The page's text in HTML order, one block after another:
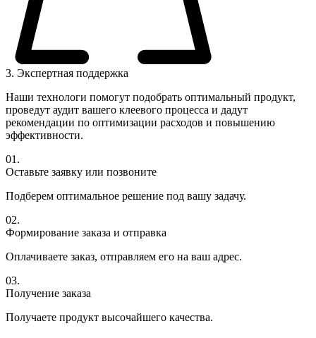
3. Экспертная поддержка
Наши технологи помогут подобрать оптимальный продукт,
проведут аудит вашего клеевого процесса и дадут
рекомендации по оптимизации расходов и повышению
эффективности.
01.
Оставьте заявку или позвоните
Подберем оптимальное решение под вашу задачу.
02.
Формирование заказа и отправка
Оплачиваете заказ, отправляем его на ваш адрес.
03.
Получение заказа
Получаете продукт высочайшего качества.